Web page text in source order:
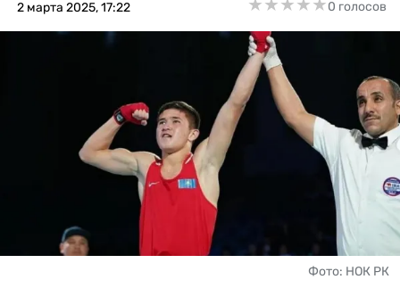
ХОККЕЙ
ВЕЛОСПОРТ
ЧМ-2026
БУКМЕКЕРЫ
2 марта 2025, 17:22
0 голосов
Фото: НОК РК